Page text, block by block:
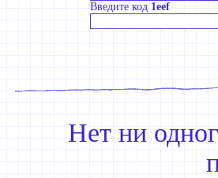
Введите код 1eef
Нет ни